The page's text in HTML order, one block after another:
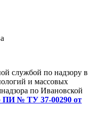
службой по надзору в
и массовых
по Ивановской
ПИ № ТУ 37-00290 от